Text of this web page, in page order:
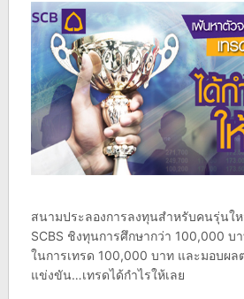
สนามประลองการลงทุนสำหรับคนรุ่นให
SCBS ชิงทุนการศึกษากว่า 100,000
ในการเทรด 100,000 บาท และมอบผล
แข่งขัน…เทรดได้กำไรให้เลย